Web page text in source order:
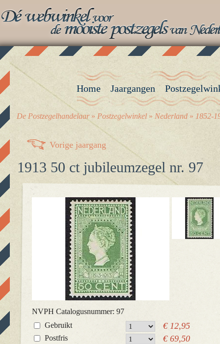
Vorige jaargang
1913 50 ct jubileumzegel nr. 97
NVPH Catalogusnummer: 97
Gebruikt
€ 12,95
Postfris € 69,50
Home Jaargangen
De Postzegelhandelaar» Postzegelwinkel » Nederland » 1852-